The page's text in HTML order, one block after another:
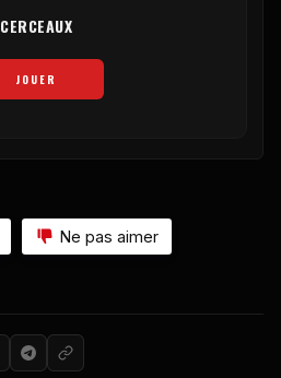
CERCEAUX
JOUER
Ne pas aimer